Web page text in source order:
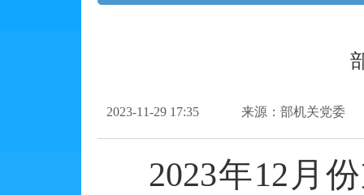
2023-11-29 17:35 来源：部机关党委
2023年12月